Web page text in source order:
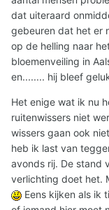
dat uiteraard
gebeuren dat het er
op de helling naar
bloemenveiling in
en........ hij bleef
Het enige wat ik nu
ruitenwissers niet
wissers gaan ook
heb ik last van
avonds rij. De stand
verlichting doet het.
Eens kijken als ik